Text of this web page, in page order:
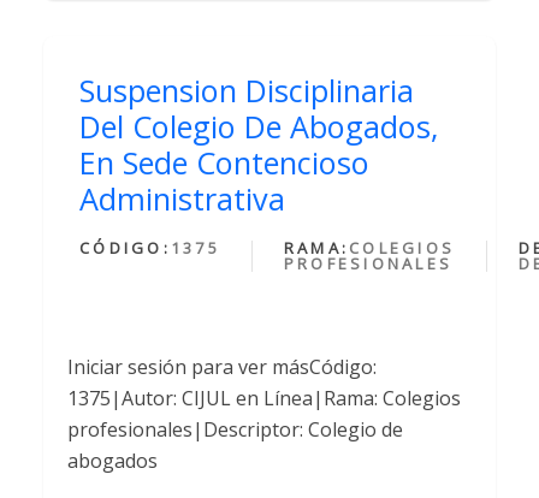
Suspension Disciplinaria
Del Colegio De Abogados,
En Sede Contencioso
Administrativa
CÓDIGO: 1375 RAMA: COLEGIOS
PROFESIONALES
Iniciar sesión para ver másCódigo:
1375|Autor: CIJUL en Línea|Rama: Colegios
profesionales|Descriptor: Colegio de
abogados